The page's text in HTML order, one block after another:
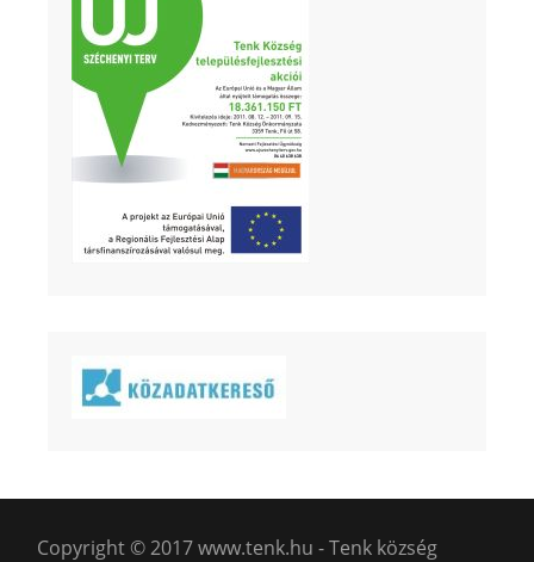
Copyright © 2017 www.tenk.hu - Tenk község